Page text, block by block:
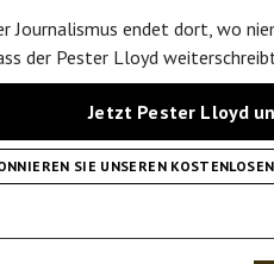
Journalismus endet dort, wo
der Pester Lloyd
Jetzt Pester Lloyd
SIE UNSEREN